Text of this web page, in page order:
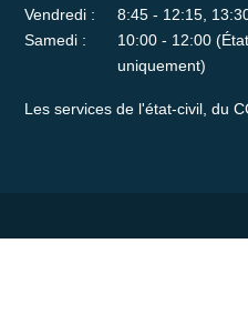
Vendredi :
8:45 - 12:15,
Samedi :
10:00 - 12:00
uniquement)
Les services de l'état-civil, du